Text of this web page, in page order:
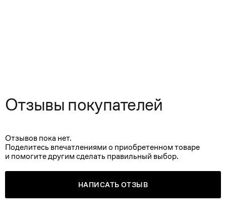
Отзывы покупателей
Отзывов пока нет.
Поделитесь впечатлениями о приобретенном товаре
и помогите другим сделать правильный выбор.
НАПИСАТЬ ОТЗЫВ